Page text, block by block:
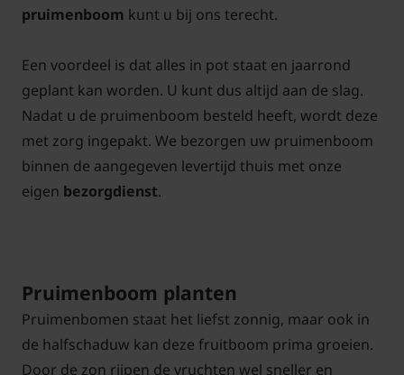
pruimenboom kunt u bij ons terecht.
Een voordeel is dat alles in pot staat en jaarrond
geplant kan worden. U kunt dus altijd aan de slag.
Nadat u de pruimenboom besteld heeft, wordt deze
met zorg ingepakt. We bezorgen uw pruimenboom
binnen de aangegeven levertijd thuis met onze
eigen bezorgdienst.
Pruimenboom planten
Pruimenbomen staat het liefst zonnig, maar ook in
de halfschaduw kan deze fruitboom prima groeien.
Door de zon rijpen de vruchten wel sneller en